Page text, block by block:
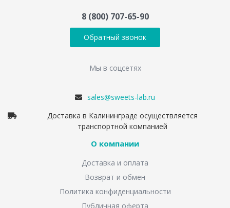
8 (800) 707-65-90
Обратный звонок
Мы в соцсетях
sales@sweets-lab.ru
Доставка в Калининграде осуществляется
транспортной компанией
О компании
Доставка и оплата
Возврат и обмен
Политика конфиденциальности
Публичная оферта